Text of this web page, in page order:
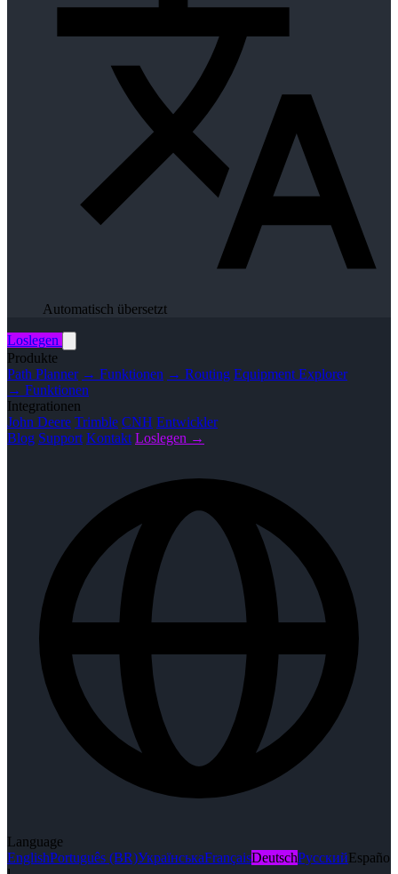
Automatisch übersetzt
Loslegen
Produkte
Path Planner → Funktionen → Routing Equipment Explorer
→ Funktionen
Integrationen
John Deere Trimble CNH Entwickler
Blog Support Kontakt Loslegen →
Language
EnglishPortuguês (BR)УкраїнськаFrançaisDeutschРусскийEspaño